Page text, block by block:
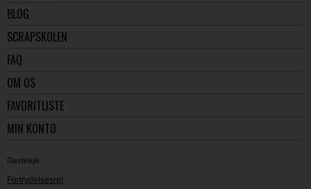
BLOG
SCRAPSKOLEN
FAQ
OM OS
FAVORITLISTE
MIN KONTO
Genveje
Fortrydelsesret